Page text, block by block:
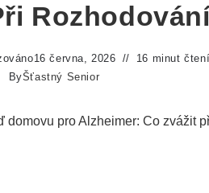
16 června, 2026 16 minut čtení
ByŠťastný Senior
domovu pro Alzheimer: Co zvážit